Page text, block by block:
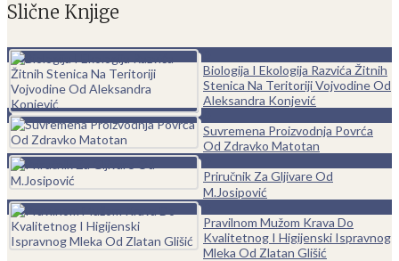
Slične Knjige
Biologija I Ekologija Razvića Žitnih
Stenica Na Teritoriji Vojvodine Od
Aleksandra Konjević
Suvremena Proizvodnja Povrća
Od Zdravko Matotan
Priručnik Za Gljivare Od
M.Josipović
Pravilnom Mužom Krava Do
Kvalitetnog I Higijenski Ispravnog
Mleka Od Zlatan Glišić